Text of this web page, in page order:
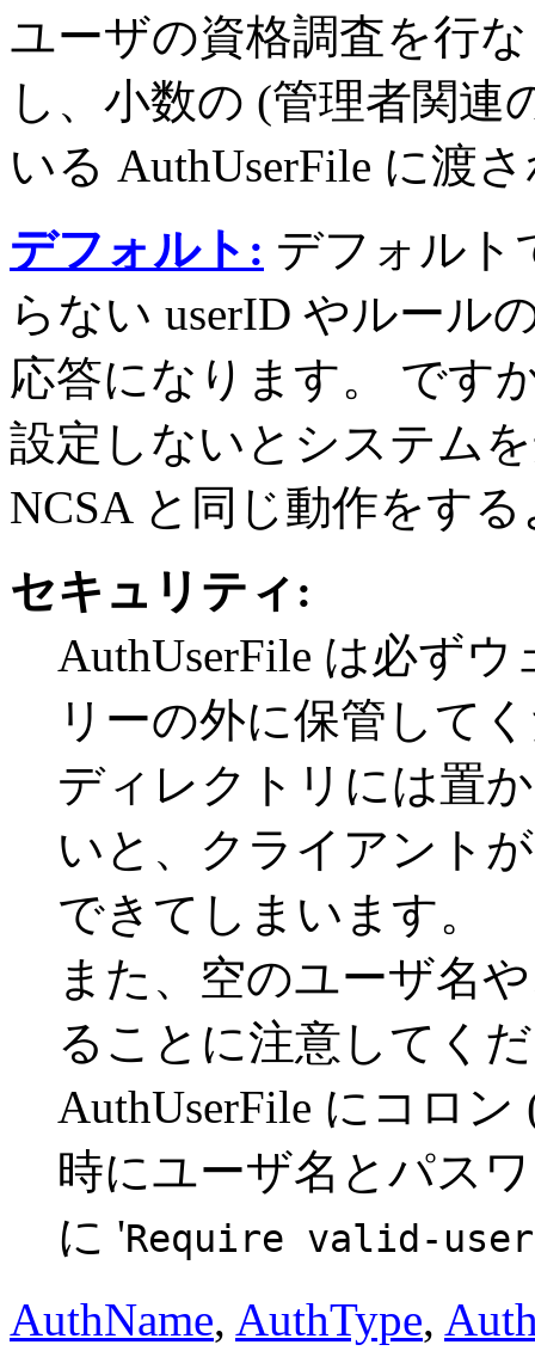
ユーザの資格調査を行
し、小数の (管理者関
いる AuthUserFile に渡
デフォルト: デフォルト
らない userID やルール
応答になります。 です
設定しないとシステム
NCSA と同じ動作をす
セキュリティ:
AuthUserFile は必ず
リーの外に保管して
ディレクトリには置か
いと、クライアント
できてしまいます。
また、空のユーザ名
ることに注意してく
AuthUserFile にコロ
時にユーザ名とパス
に 'Require valid-user
AuthName, AuthType,